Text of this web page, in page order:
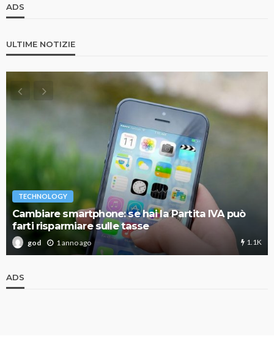
ADS
ULTIME NOTIZIE
TECHNOLOGY
Cambiare smartphone: se hai la Partita IVA può
farti risparmiare sulle tasse
god 1 anno ago 1.1K
ADS